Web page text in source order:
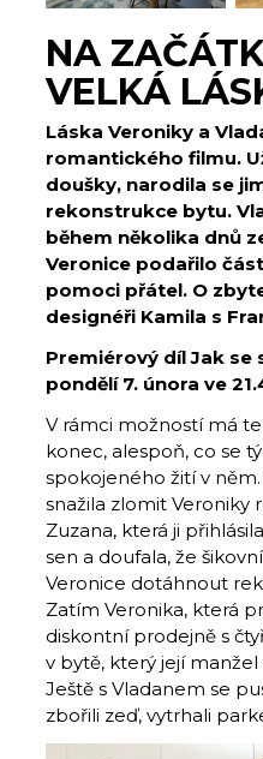
NA
VELKÁ
Láska Veroniky a
romantického filmu.
doušky, narodila se
rekonstrukce bytu.
během několika dnů
Veronice podařilo
pomoci přátel. O
designéři Kamila s
Premiérový díl Jak se
pondělí 7. února ve
V rámci možností má
konec, alespoň, co se
spokojeného žití v
snažila zlomit Veroniky
Zuzana, která ji
sen a doufala, že
Veronice dotáhnout
Zatím Veronika, která
diskontní prodejně s
v bytě, který její
Ještě s Vladanem se
zbořili zeď, vytrhali